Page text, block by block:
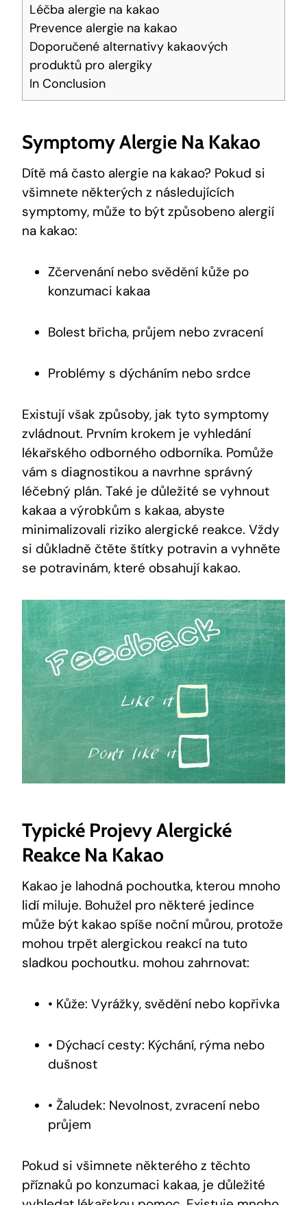
Léčba alergie na kakao
Prevence alergie na kakao
Doporučené alternativy kakaových
produktů pro alergiky
In Conclusion
Symptomy Alergie Na Kakao
Dítě má často alergie na kakao? Pokud si
všimnete některých z následujících
symptomy, může to být způsobeno alergií
na kakao:
Zčervenání nebo svědění kůže po
konzumaci kakaa
Bolest břicha, průjem nebo zvracení
Problémy s dýcháním nebo srdce
Existují však způsoby, jak tyto symptomy
zvládnout. Prvním krokem je vyhledání
lékařského odborného odborníka. Pomůže
vám s diagnostikou a navrhne správný
léčebný plán. Také je důležité se vyhnout
kakaa a výrobkům s kakaa, abyste
minimalizovali riziko alergické reakce. Vždy
si důkladně čtěte štítky potravin a vyhněte
se potravinám, které obsahují kakao.
Typické Projevy Alergické
Reakce Na Kakao
Kakao je lahodná pochoutka, kterou mnoho
lidí miluje. Bohužel pro některé jedince
může být kakao spíše noční můrou, protože
mohou trpět alergickou reakcí na tuto
sladkou pochoutku. mohou zahrnovat:
• Kůže: Vyrážky, svědění nebo kopřivka
• Dýchací cesty: Kýchání, rýma nebo
dušnost
• Žaludek: Nevolnost, zvracení nebo
průjem
Pokud si všimnete některého z těchto
příznaků po konzumaci kakaa, je důležité